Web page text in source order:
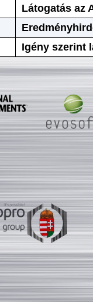
Látogatás az
Igény szerint